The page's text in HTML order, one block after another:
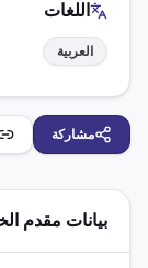
اللغات
العربية
مشاركة
بيانات مقدم